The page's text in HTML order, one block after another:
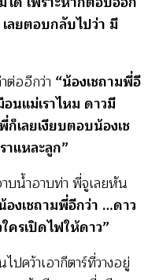
ลยตอบกลับไปว่า มี
ต่ออีกว่า “น้องเชถามพี่อี
นแม่เราไหม ดาวมี
ก็เลยเงียบตอบน้องเช
าแหละลูก”
บน้ำอาบท่า พี่จูเลยหัน
องเชถามพี่อีกว่า …ดาว
ครเปิดไฟให้ดาว”
คว้าเอากีตาร์ที่วางอยู่